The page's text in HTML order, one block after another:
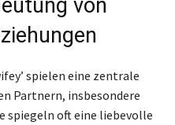
von
spielen eine zentrale
Partnern, insbesondere
spiegeln oft eine liebevolle